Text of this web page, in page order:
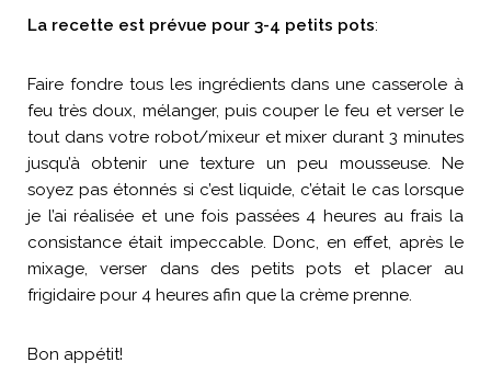
La recette est prévue pour 3-4 petits pots:
Faire fondre tous les ingrédients dans une casserole à
feu très doux, mélanger, puis couper le feu et verser le
tout dans votre robot/mixeur et mixer durant 3 minutes
jusqu’à obtenir une texture un peu mousseuse. Ne
soyez pas étonnés si c’est liquide, c’était le cas lorsque
je l’ai réalisée et une fois passées 4 heures au frais la
consistance était impeccable. Donc, en effet, après le
mixage, verser dans des petits pots et placer au
frigidaire pour 4 heures afin que la crème prenne.
Bon appétit!